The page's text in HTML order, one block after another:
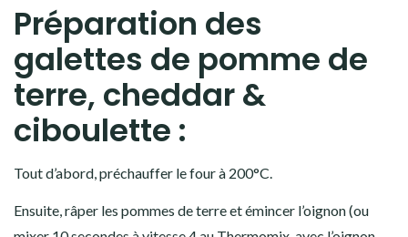
Préparation des
galettes de pomme de
terre, cheddar &
ciboulette :
Tout d’abord, préchauffer le four à 200°C.
Ensuite, râper les pommes de terre et émincer l’oignon (ou